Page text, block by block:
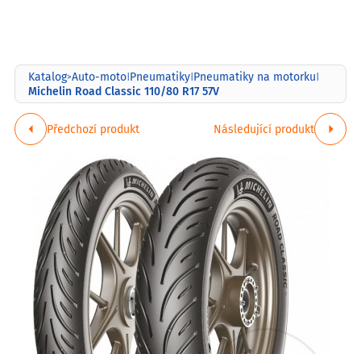
Katalog>Auto-moto|Pneumatiky|Pneumatiky na motorku|
Michelin Road Classic 110/80 R17 57V
Předchozí produkt Následující produkt